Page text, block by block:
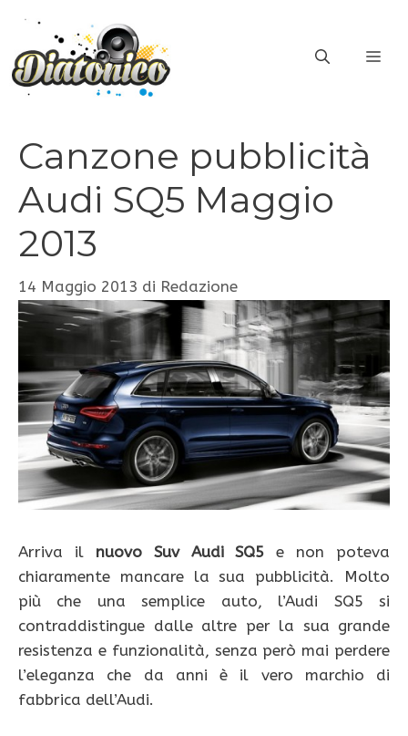
contenuto
Canzone pubblicità
Audi SQ5 Maggio
2013
14 Maggio 2013 di Redazione
Arriva ilnuovo Suv Audi SQ5 e non poteva
chiaramente mancare la sua pubblicità. Molto
più che una semplice auto, l’Audi SQ5 si
contraddistingue dalle altre per la sua grande
resistenza e funzionalità, senza però mai perdere
l’eleganza che da anni è il vero marchio di
fabbrica dell’Audi.